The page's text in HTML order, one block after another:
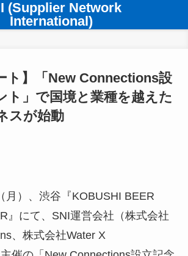
(Supplier Network
International)
ト】「New Connections設
ト」で国境と業種を越えた
スが始動
月）、渋谷『KOBUSHI BEER
』にて、SNI運営会社（株式会社
、株式会社Water X